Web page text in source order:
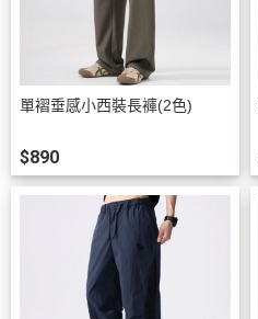
單褶垂感小西裝長褲(2色)
$890